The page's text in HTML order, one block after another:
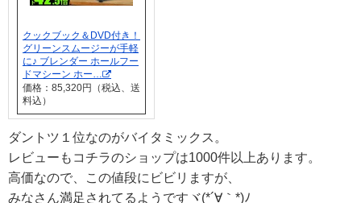
クックブック＆DVD付き！
グリーンスムージーが手軽
に♪ ブレンダー ホールフー
ドマシーン ホー…
価格：85,320円（税込、送
料込）
ダントツ１位なのがバイタミックス。
レビューもコチラのショップは1000件以上あります。
高価なので、この値段にビビリますが、
みなさん満足されてるようですヾ(*´∀｀*)ﾉ